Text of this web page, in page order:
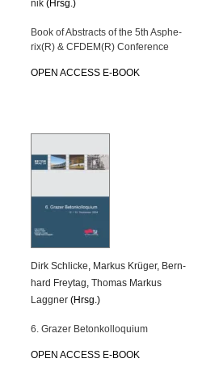
nik (Hrsg.)
Book of Ab­stracts of the 5th As­phe­
rix(R) & CFDEM(R) Con­fe­rence
OPEN AC­CESS E-BOOK
Dirk Schli­cke Mar­kus Krü­ger, Bern­
hard Frey­tag ,Tho­mas Mar­kus
Lagg­ner (Hrsg.)
6. Gra­zer Be­ton­kol­lo­qui­um
OPEN AC­CESS E-BOOK